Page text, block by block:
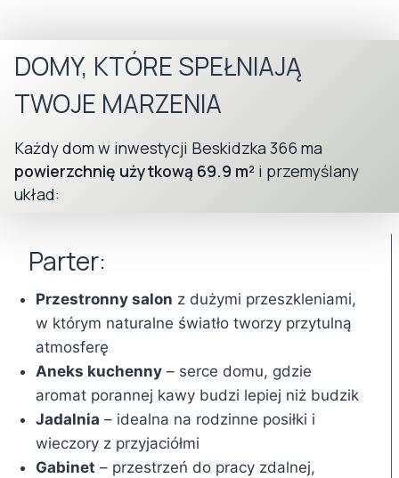
DOMY, KTÓRE SPEŁNIAJĄ
TWOJE MARZENIA
Każdy dom w inwestycji Beskidzka 366 ma
powierzchnię użytkową 69.9 m² i przemyślany
układ:
Parter:
Przestronny salon z dużymi przeszkleniami,
w którym naturalne światło tworzy przytulną
atmosferę
Aneks kuchenny – serce domu, gdzie
aromat porannej kawy budzi lepiej niż budzik
Jadalnia – idealna na rodzinne posiłki i
wieczory z przyjaciółmi
Gabinet – przestrzeń do pracy zdalnej,